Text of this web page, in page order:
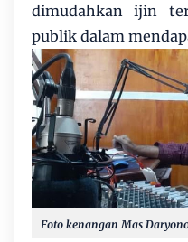
dimudahkan ijin
publik dalam
Foto kenangan Mas